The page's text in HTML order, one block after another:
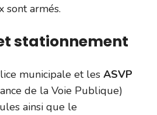
sont armés.
stationnement
municipale et les ASVP
de la Voie Publique)
ainsi que le